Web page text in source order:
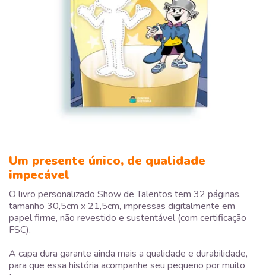
Um presente único, de qualidade
impecável
O livro personalizado Show de Talentos tem 32 páginas,
tamanho 30,5cm x 21,5cm, impressas digitalmente em
papel firme, não revestido e sustentável (com certificação
FSC).
A capa dura garante ainda mais a qualidade e durabilidade,
para que essa história acompanhe seu pequeno por muito